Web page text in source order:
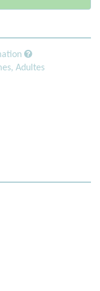
Adultes